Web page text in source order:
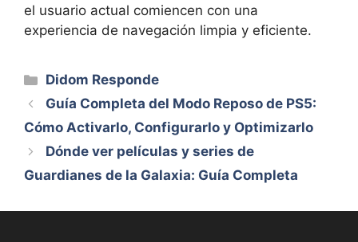
el usuario actual comiencen con una
experiencia de navegación limpia y eficiente.
Categorías
Didom Responde
Guía Completa del Modo Reposo de PS5:
Cómo Activarlo, Configurarlo y Optimizarlo
Dónde ver películas y series de
Guardianes de la Galaxia: Guía Completa